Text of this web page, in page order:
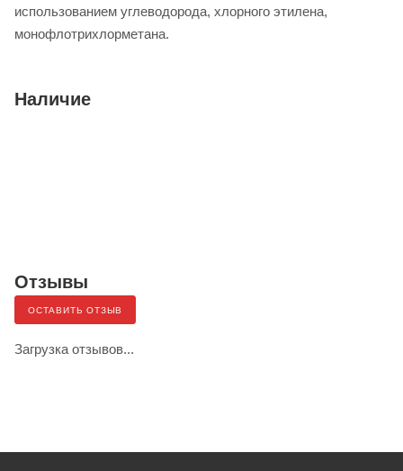
использованием углеводорода, хлорного этилена,
монофлотрихлорметана.
Наличие
Отзывы
ОСТАВИТЬ ОТЗЫВ
Загрузка отзывов...